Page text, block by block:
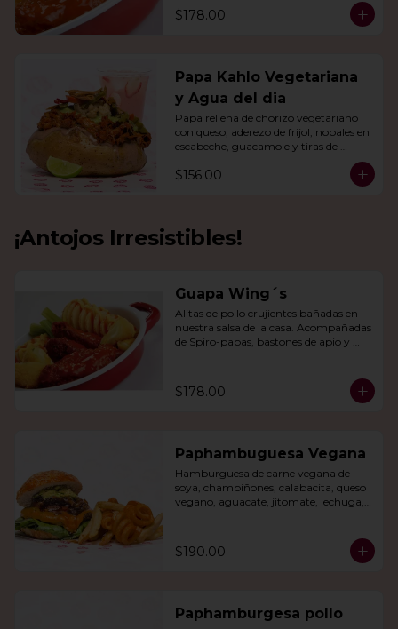
$178.00
Papa Kahlo Vegetariana
y Agua del dia
Papa rellena de chorizo vegetariano
con queso, aderezo de frijol, nopales en
escabeche, guacamole y tiras de
$156.00
¡Antojos Irresistibles!
Guapa Wing´s
Alitas de pollo crujientes bañadas en
nuestra salsa de la casa. Acompañadas
de Spiro-papas, bastones de apio y
$178.00
Paphambuguesa Vegana
Hamburguesa de carne vegana de
soya, champiñones, calabacita, queso
vegano, aguacate, jitomate, lechuga,
$190.00
Paphamburgesa pollo